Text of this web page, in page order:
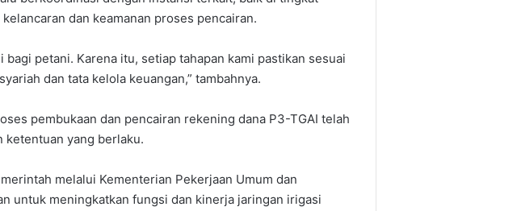
dan keamanan proses pencairan.
petani. Karena itu, setiap tahapan kami pastikan sesuai
dan tata kelola keuangan,” tambahnya.
pembukaan dan pencairan rekening dana P3-TGAI telah
ketentuan yang berlaku.
melalui Kementerian Pekerjaan Umum dan
untuk meningkatkan fungsi dan kinerja jaringan irigasi